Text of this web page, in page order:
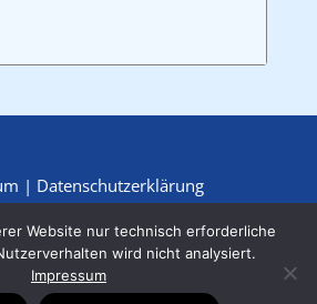
| Datenschutzerklärung
Website nur technisch erforderliche
wird nicht analysiert.
Impressum